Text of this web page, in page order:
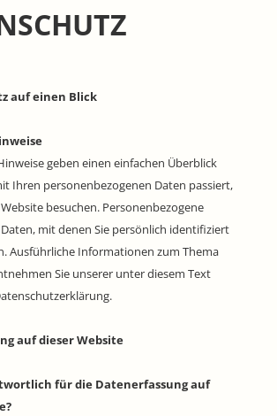
auf einen Blick
geben einen einfachen Überblick
Ihren personenbezogenen Daten passiert,
besuchen. Personenbezogene
mit denen Sie persönlich identifiziert
Ausführliche Informationen zum Thema
Sie unserer unter diesem Text
auf dieser Website
für die Datenerfassung auf